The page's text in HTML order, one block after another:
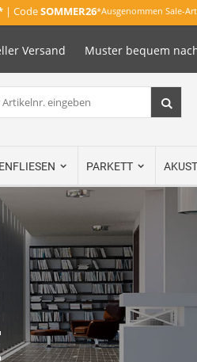
| CodeSOMMER26*Ausgenommen Sale-
Versand Muster bequem
PARKETT